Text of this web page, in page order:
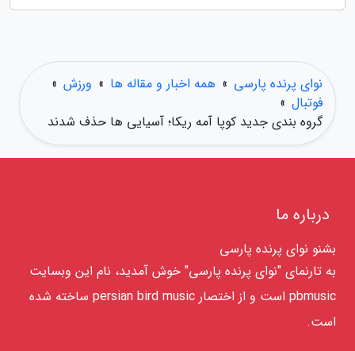
نوای پرنده پارسی » همه اخبار و مقاله ها » ورزش »
فوتبال »
گروه بندی جدید کوپا آمه ریکا؛ آسیایی ها حذف شدند
درباره ما
بشنو نوای پرنده پارسی
به تارنمای "نوای پرنده پارسی" خوش آمدید، نام این وبسایت
pbmusic است و از اختصار persian bird music ساخته شده
است.